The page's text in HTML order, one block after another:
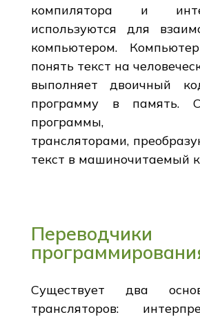
компилятора и
используются для
компьютером.
понять текст на
выполняет двоичный
программу в память.
программы,
трансляторами,
текст в машиночитаемый
Переводчики
Существует два
трансляторов: